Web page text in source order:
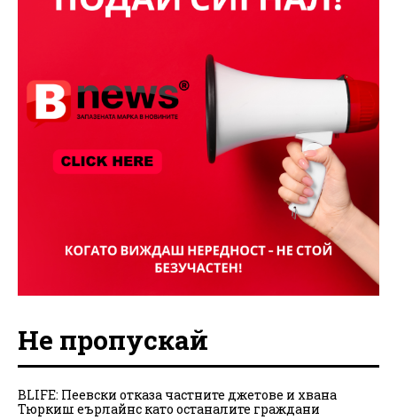
Не пропускай
BLIFE: Пеевски отказа частните джетове и хвана
Тюркиш еърлайнс като останалите граждани